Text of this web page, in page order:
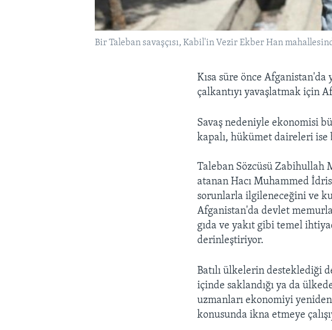
Bir Taleban savaşçısı, Kabil'in Vezir Ekber Han
Kısa süre önce
çalkantıyı yavaşlatmak için
Savaş nedeniyle ekonomisi
kapalı, hükümet daireleri ise
Taleban Sözcüsü Zabihullah
atanan Hacı Muhammed
sorunlarla ilgileneceğini ve
Afganistan'da devlet
gıda ve yakıt gibi temel
derinleştiriyor.
Batılı ülkelerin desteklediği
içinde saklandığı ya da
uzmanları ekonomiyi
konusunda ikna etmeye